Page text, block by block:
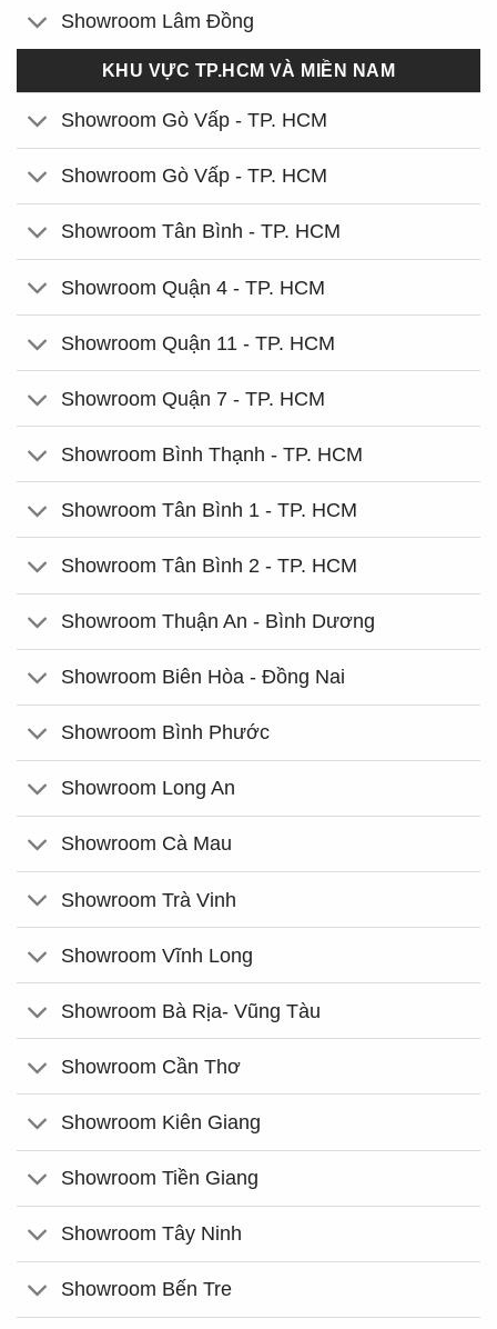
Showroom Lâm Đồng
KHU VỰC TP.HCM VÀ MIỀN NAM
Showroom Gò Vấp - TP. HCM
Showroom Gò Vấp - TP. HCM
Showroom Tân Bình - TP. HCM
Showroom Quận 4 - TP. HCM
Showroom Quận 11 - TP. HCM
Showroom Quận 7 - TP. HCM
Showroom Bình Thạnh - TP. HCM
Showroom Tân Bình 1 - TP. HCM
Showroom Tân Bình 2 - TP. HCM
Showroom Thuận An - Bình Dương
Showroom Biên Hòa - Đồng Nai
Showroom Bình Phước
Showroom Long An
Showroom Cà Mau
Showroom Trà Vinh
Showroom Vĩnh Long
Showroom Bà Rịa- Vũng Tàu
Showroom Cần Thơ
Showroom Kiên Giang
Showroom Tiền Giang
Showroom Tây Ninh
Showroom Bến Tre